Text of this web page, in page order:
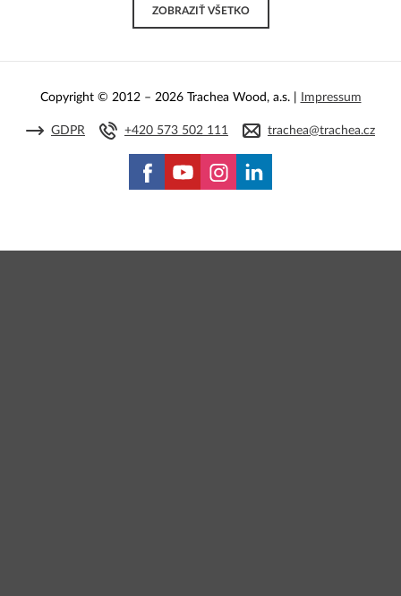
ZOBRAZIŤ VŠETKO
Copyright © 2012 – 2026 Trachea Wood, a.s. | Impressum
GDPR +420 573 502 111 trachea@trachea.cz